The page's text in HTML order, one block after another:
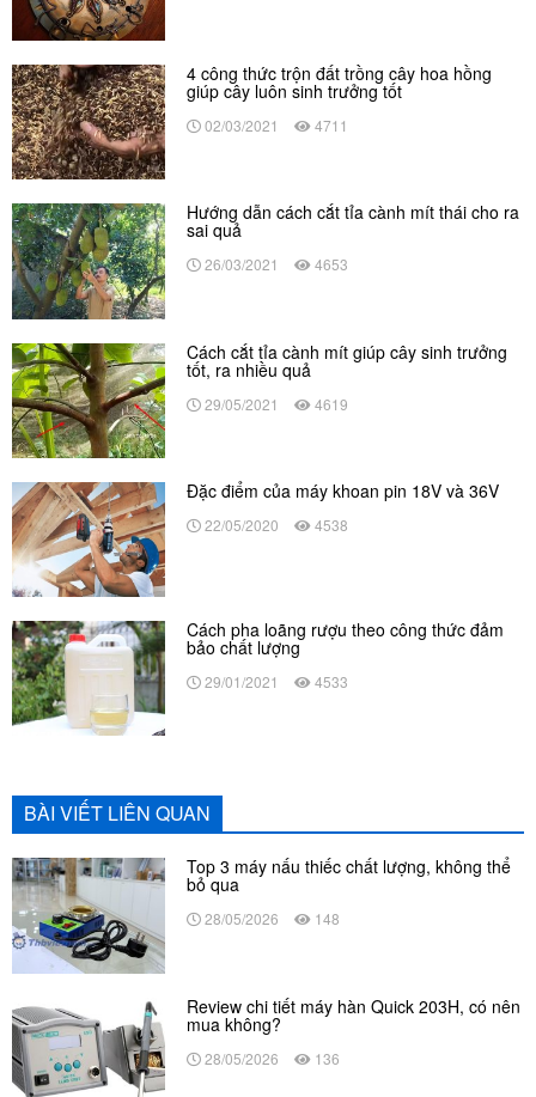
4 công thức trộn đất trồng cây hoa hồng
giúp cây luôn sinh trưởng tốt
02/03/2021 4711
Hướng dẫn cách cắt tỉa cành mít thái cho ra
sai quả
26/03/2021 4653
Cách cắt tỉa cành mít giúp cây sinh trưởng
tốt, ra nhiều quả
29/05/2021 4619
Đặc điểm của máy khoan pin 18V và 36V
22/05/2020 4538
Cách pha loãng rượu theo công thức đảm
bảo chất lượng
29/01/2021 4533
BÀI VIẾT LIÊN QUAN
Top 3 máy nấu thiếc chất lượng, không thể
bỏ qua
28/05/2026 148
Review chi tiết máy hàn Quick 203H, có nên
mua không?
28/05/2026 136